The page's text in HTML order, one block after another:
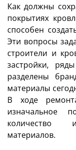
Как должны
покрытиях
способен
Эти вопросы
строители и
застройки,
разделены
материалы
В ходе
изначальное
количество
материалов.